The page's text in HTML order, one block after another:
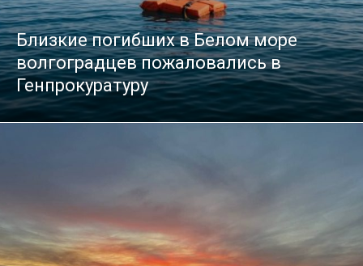
Близкие погибших в Белом море
волгоградцев пожаловались в
Генпрокуратуру